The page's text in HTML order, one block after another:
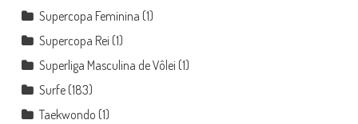
Supercopa Feminina (1)
Supercopa Rei (1)
Superliga Masculina de Vôlei (1)
Surfe(183)
Taekwondo (1)